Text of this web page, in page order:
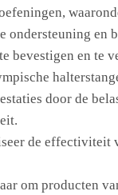
en
bevestigen en
door de
de effectiviteit
om producten